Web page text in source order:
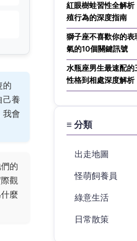
的
己養
我會
的
觀
麼
紅眼樹蛙習性全解
殖行為的深度指南
獅子座不喜歡你的表
氣的10個關鍵訊號
水瓶座男生最速配
性格到相處深度解析
≡ 分類
出走地圖
怪萌飼養員
綠意生活
日常散策